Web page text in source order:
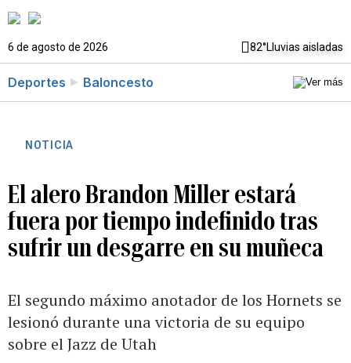
6 de agosto de 2026 82°Lluvias aisladas
Deportes Baloncesto
NOTICIA
El alero Brandon Miller estará
fuera por tiempo indefinido tras
sufrir un desgarre en su muñeca
El segundo máximo anotador de los Hornets se
lesionó durante una victoria de su equipo
sobre el Jazz de Utah